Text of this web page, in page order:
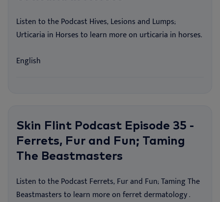
Listen to the Podcast Hives, Lesions and Lumps;
Urticaria in Horses to learn more on urticaria in horses.
English
Skin Flint Podcast Episode 35 -
Ferrets, Fur and Fun; Taming
The Beastmasters
Listen to the Podcast Ferrets, Fur and Fun; Taming The
Beastmasters to learn more on ferret dermatology .